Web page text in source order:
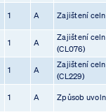
1 A Zajištení
1 A
Zajištení
(CL076)
1 A
Zajištení
(CL229)
1 A Způsob